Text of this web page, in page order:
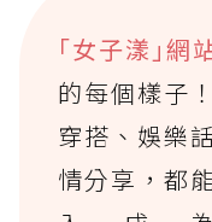
｢女子漾｣網
的每個樣子
穿搭、娛樂
情分享，都